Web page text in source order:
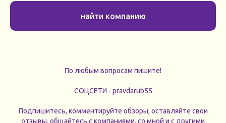
найти компанию
По любым вопросам пишите!
СОЦСЕТИ - pravdarub55
Подпишитесь, комментируйте обзоры, оставляйте свои
отзывы, общайтесь с компаниями, со мной и с другими